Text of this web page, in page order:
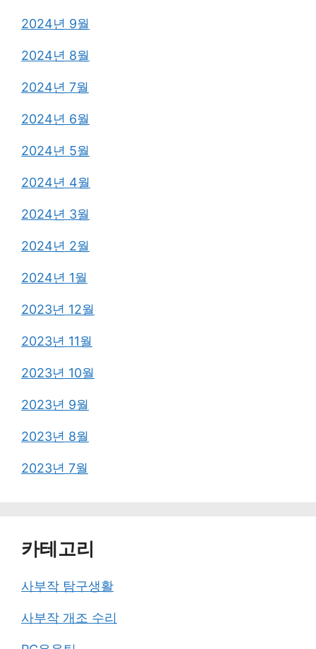
2024년 9월
2024년 8월
2024년 7월
2024년 6월
2024년 5월
2024년 4월
2024년 3월
2024년 2월
2024년 1월
2023년 12월
2023년 11월
2023년 10월
2023년 9월
2023년 8월
2023년 7월
카테고리
사부작 탐구생활
사부작 개조 수리